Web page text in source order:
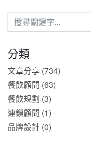
分類
文章分享 (734)
餐飲顧問 (63)
餐飲規劃 (3)
連鎖顧問 (1)
品牌設計 (0)